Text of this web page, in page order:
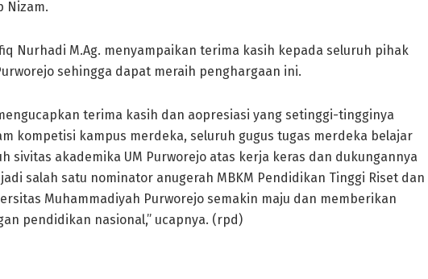
Nizam.
Nurhadi M.Ag. menyampaikan terima kasih kepada seluruh pihak
sehingga dapat meraih penghargaan ini.
terima kasih dan aopresiasi yang setinggi-tingginya
kompetisi kampus merdeka, seluruh gugus tugas merdeka belajar
sivitas akademika UM Purworejo atas kerja keras dan dukungannya
salah satu nominator anugerah MBKM Pendidikan Tinggi Riset dan
Muhammadiyah Purworejo semakin maju dan memberikan
pendidikan nasional,” ucapnya. (rpd)